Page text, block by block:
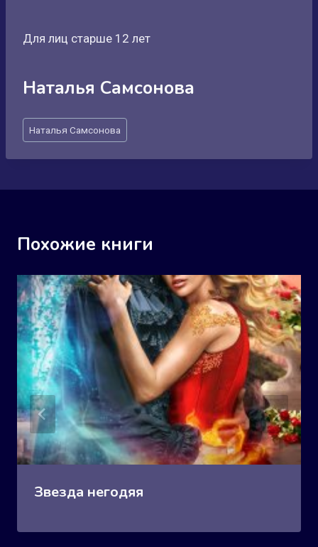
Для лиц старше 12 лет
Наталья Самсонова
Метки
записи:
Наталья Самсонова
Похожие книги
Звезда негодяя